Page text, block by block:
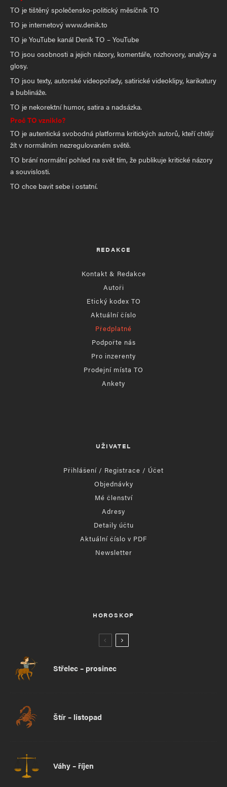
TO je tištěný společensko-politický měsíčník TO
TO je internetový www.denik.to
TO je YouTube kanál Deník TO – YouTube
TO jsou osobnosti a jejich názory, komentáře, rozhovory, analýzy a
glosy.
TO jsou texty, autorské videopořady, satirické videoklipy, karikatury
a bublináže.
TO je nekorektní humor, satira a nadsázka.
Proč TO vzniklo?
TO je autentická svobodná platforma kritických autorů, kteří chtějí
žít v normálním nezregulovaném světě.
TO brání normální pohled na svět tím, že publikuje kritické názory
a souvislosti.
TO chce bavit sebe i ostatní.
REDAKCE
Kontakt & Redakce
Autoři
Etický kodex TO
Aktuální číslo
Předplatné
Podpořte nás
Pro inzerenty
Prodejní místa TO
Ankety
UŽIVATEL
Přihlášení / Registrace / Účet
Objednávky
Mé členství
Adresy
Detaily účtu
Aktuální číslo v PDF
Newsletter
HOROSKOP
Střelec – prosinec
Štír – listopad
Váhy – říjen